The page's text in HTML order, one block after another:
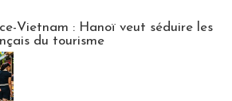
Vietnam : Hanoï veut séduire les
du tourisme